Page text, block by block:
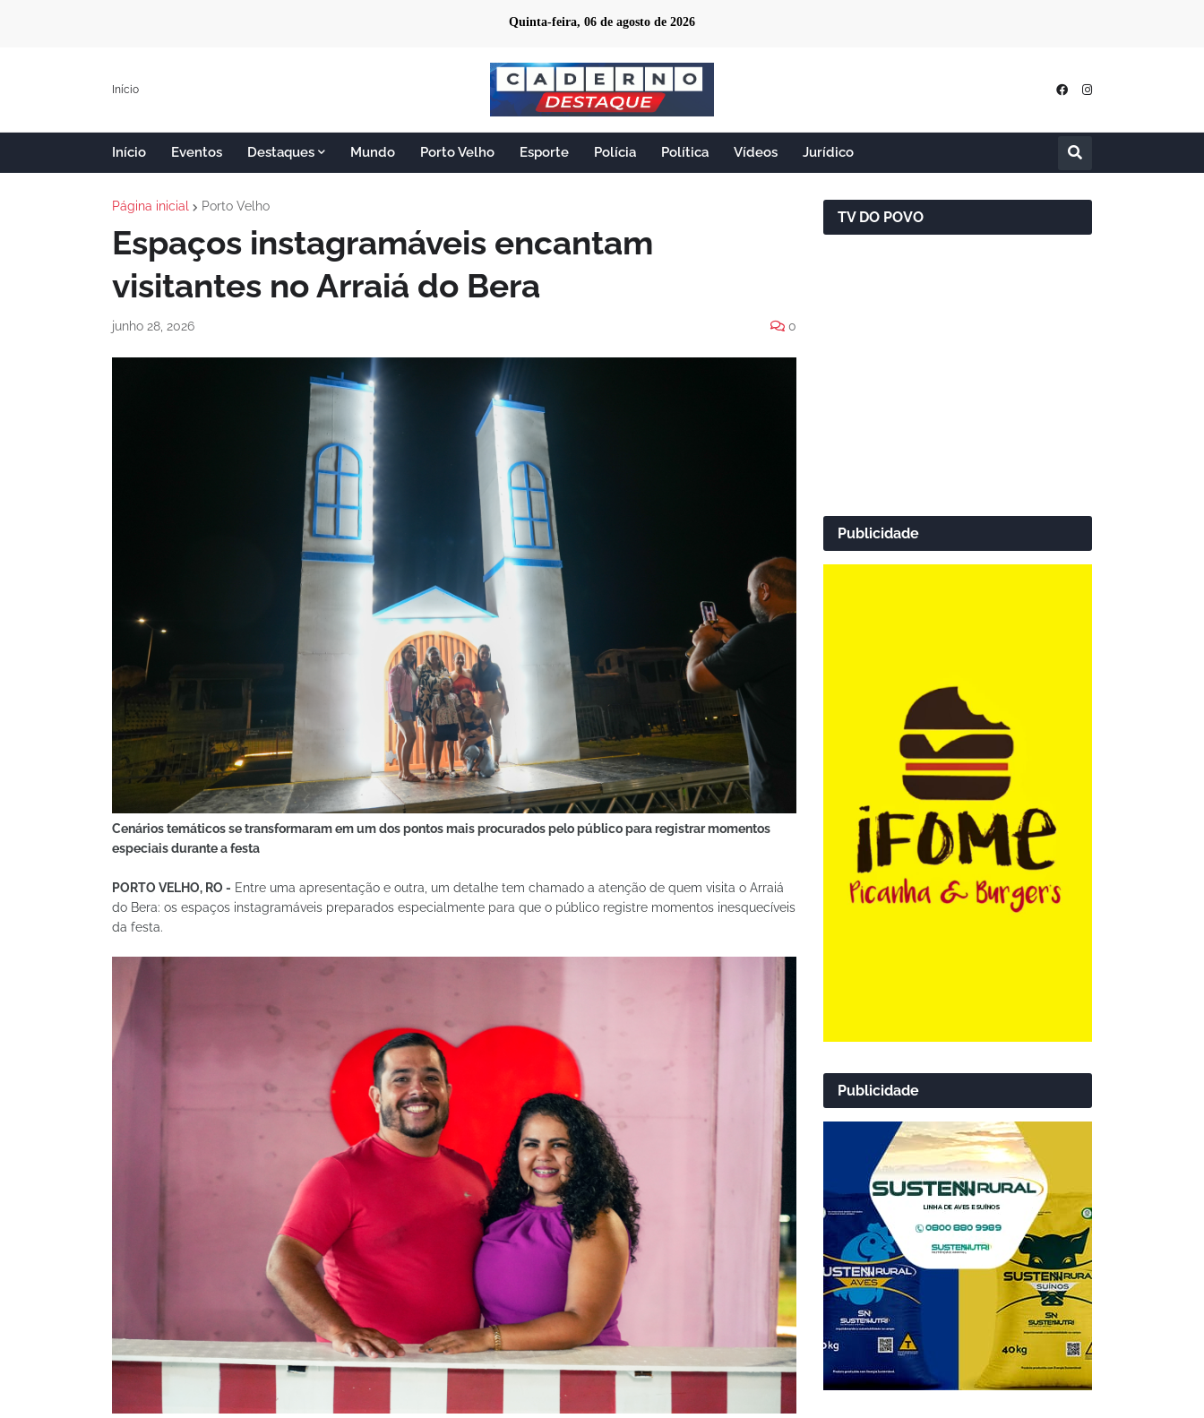
Quinta-feira, 06 de agosto de 2026
Início
Início Eventos Destaques Mundo Porto Velho Esporte Polícia Política Vídeos Jurídico
Página inicial Porto Velho
Espaços instagramáveis encantam
visitantes no Arraiá do Bera
junho 28, 2026 0
Cenários temáticos se transformaram em um dos pontos mais procurados pelo público para registrar momentos
especiais durante a festa
PORTO VELHO, RO - Entre uma apresentação e outra, um detalhe tem chamado a atenção de quem visita o Arraiá
do Bera: os espaços instagramáveis preparados especialmente para que o público registre momentos inesquecíveis
da festa.
TV DO POVO
Publicidade
Publicidade